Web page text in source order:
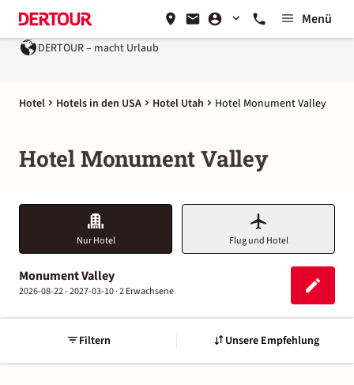
Menü
DERTOUR – macht Urlaub
Hotel Hotels in den USA Hotel Utah Hotel Monument Valley
Hotel Monument Valley
Nur Hotel Flug und Hotel
Monument Valley
2026-08-22 - 2027-03-10 ·2 Erwachsene
Filtern Unsere Empfehlung